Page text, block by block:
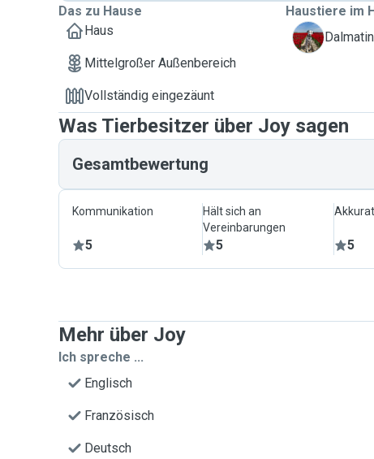
Das zu Hause
Haus
Mittelgroßer Außenbereich
Vollständig eingezäunt
Haustiere im
K
Was Tierbesitzer über Joy sagen
Gesamtbewertung
Kommunikation
5
Hält sich an
Vereinbarungen
5 5
Mehr über Joy
Ich spreche ...
Englisch
Französisch
Deutsch